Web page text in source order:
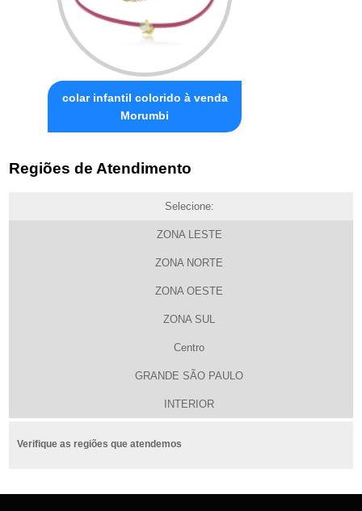
colar infantil colorido à venda
Morumbi
Regiões de Atendimento
Selecione:
ZONA LESTE
ZONA NORTE
ZONA OESTE
ZONA SUL
Centro
GRANDE SÃO PAULO
INTERIOR
Verifique as regiões que atendemos